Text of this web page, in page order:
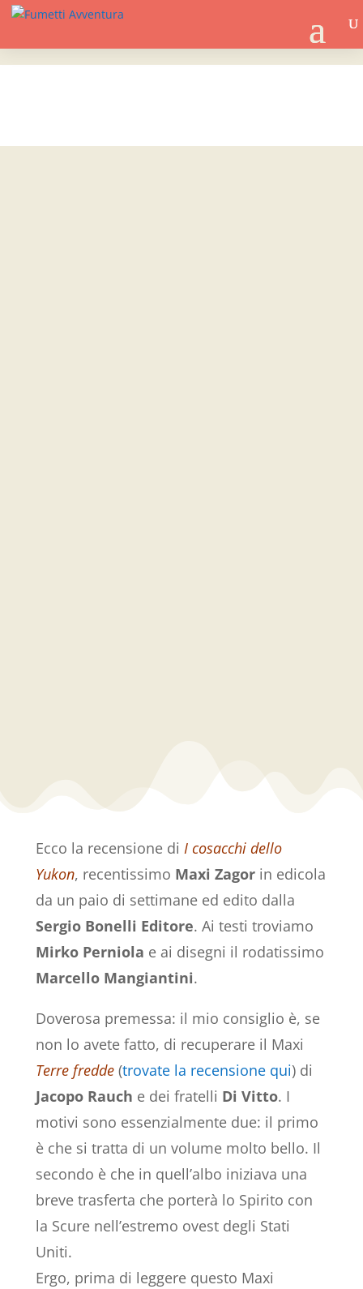
Ecco la recensione di I cosacchi dello
Yukon, recentissimo Maxi Zagor in edicola
da un paio di settimane ed edito dalla
Sergio Bonelli Editore. Ai testi troviamo
Mirko Perniola e ai disegni il rodatissimo
Marcello Mangiantini.
Doverosa premessa: il mio consiglio è, se
non lo avete fatto, di recuperare il Maxi
Terre fredde(trovate la recensione qui) di
Jacopo Rauch e dei fratelli Di Vitto. I
motivi sono essenzialmente due: il primo
è che si tratta di un volume molto bello. Il
secondo è che in quell’albo iniziava una
breve trasferta che porterà lo Spirito con
la Scure nell’estremo ovest degli Stati
Uniti.
Ergo, prima di leggere questo Maxi